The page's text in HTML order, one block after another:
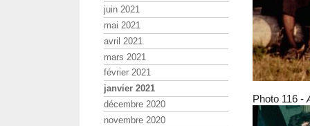
Photo 116 -
juin 2021
mai 2021
avril 2021
mars 2021
février 2021
janvier 2021
décembre 2020
novembre 2020